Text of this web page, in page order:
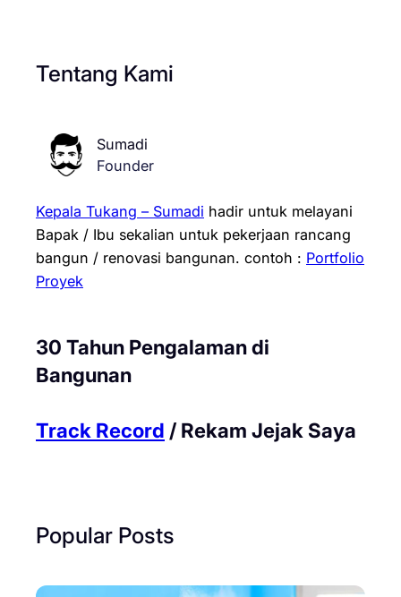
Tentang Kami
Sumadi
Founder
Kepala Tukang – Sumadi hadir untuk melayani
Bapak / Ibu sekalian untuk pekerjaan rancang
bangun / renovasi bangunan. contoh : Portfolio
Proyek
30 Tahun Pengalaman di
Bangunan
Track Record / Rekam Jejak Saya
Popular Posts